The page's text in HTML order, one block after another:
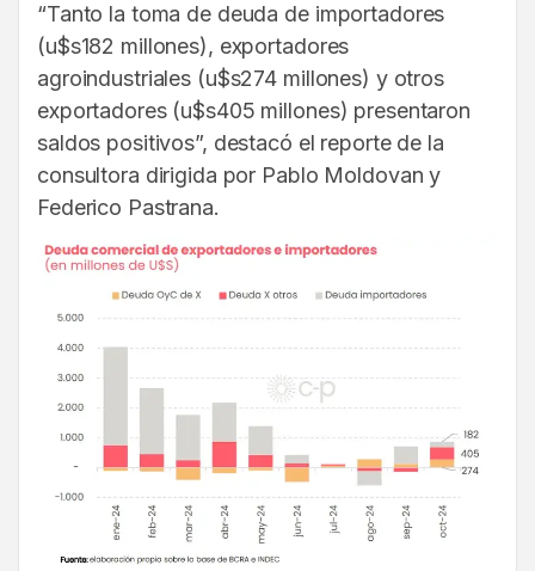
“Tanto la toma de deuda de importadores
(u$s182 millones), exportadores
agroindustriales (u$s274 millones) y otros
exportadores (u$s405 millones) presentaron
saldos positivos”, destacó el reporte de la
consultora dirigida por Pablo Moldovan y
Federico Pastrana.